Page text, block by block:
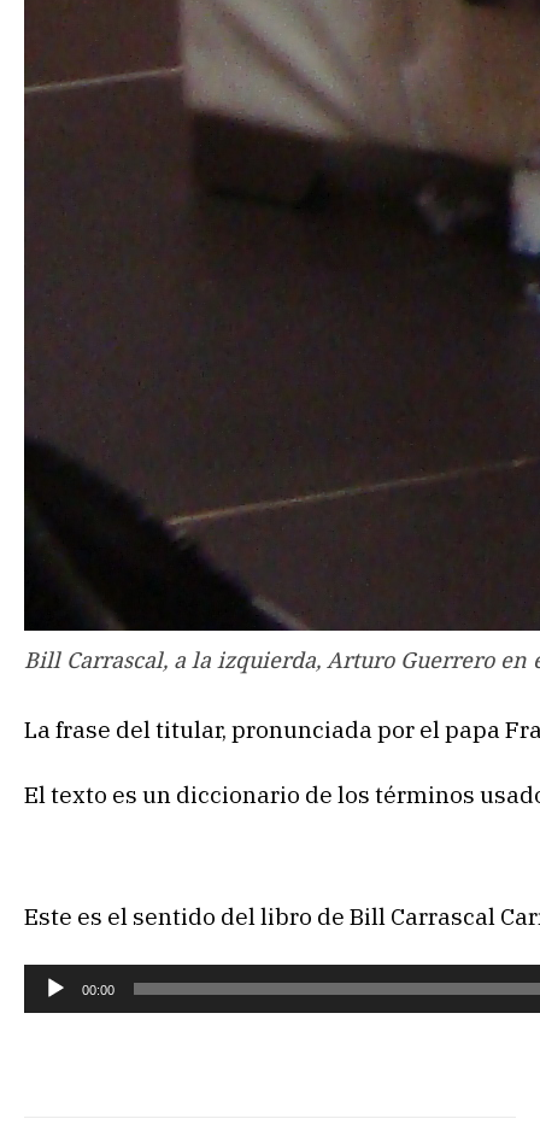
Bill Carrascal, a la izquierda, Arturo Guerrero en
La frase del titular, pronunciada por el papa
El texto es un diccionario de los términos
Este es el sentido del libro de Bill Carrascal
e
00:00